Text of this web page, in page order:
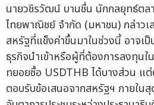
นายวชิรวัฒน์ บานชื่น นักกลยุทธ์ตลา
ไทยพาณิชย์ จำกัด (มหาชน) กล่าวเ
สหรัฐที่แข็งค่าขึ้นมาในช่วงนี้ อาจเป็
ธุรกิจนำเข้าหรือผู้ที่ต้องการลงทุนใ
ทยอยซื้อ USDTHB ได้บางส่วน แ
ตอบรับข้อเสนอจากสหรัฐฯ ภายใน